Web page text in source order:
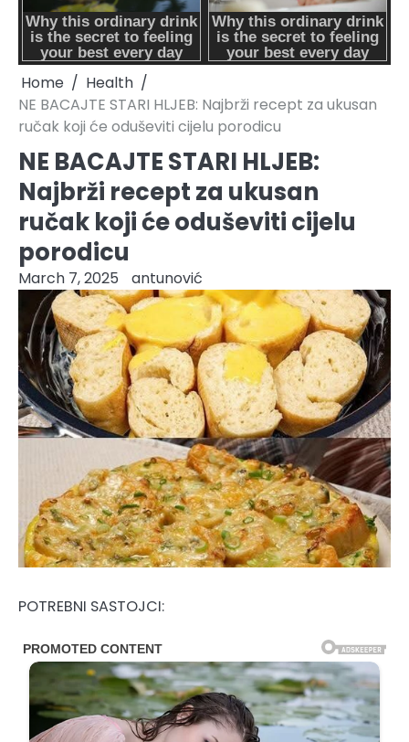
Home
Health
NE BACAJTE STARI HLJEB: Najbrži recept za ukusan
ručak koji će oduševiti cijelu porodicu
NE BACAJTE STARI HLJEB:
Najbrži recept za ukusan
ručak koji će oduševiti cijelu
porodicu
March 7, 2025 antunović
POTREBNI SASTOJCI: